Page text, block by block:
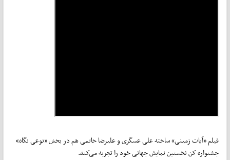
فیلم «آیات زمینی» ساخته علی عسگری و علیرضا خاتمی هم در بخش «نوعی‌ نگاه»
جشنواره کن نخستین نمایش جهانی خود را تجربه می‌کند.